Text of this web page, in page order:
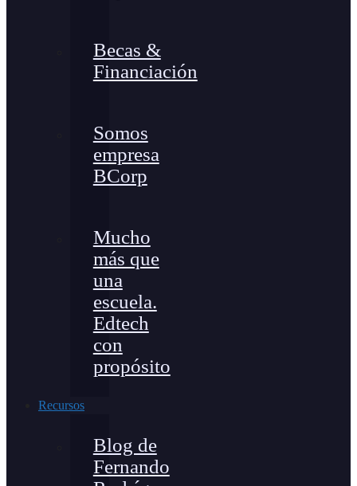
Becas &
Financiación
Somos
empresa
BCorp
Mucho
más que
una
escuela.
Edtech
con
propósito
Recursos
Blog de
Fernando